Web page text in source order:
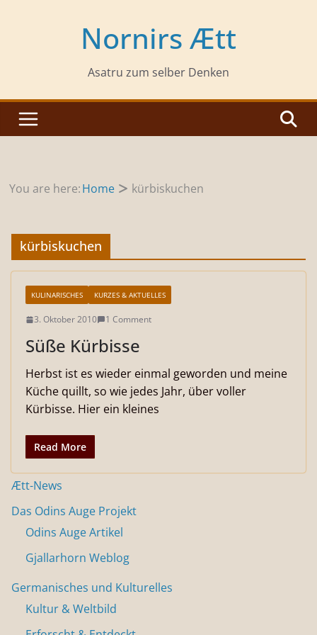
Nornirs Ætt
Asatru zum selber Denken
You are here:Home kürbiskuchen
kürbiskuchen
KULINARISCHES KURZES & AKTUELLES
3. Oktober 2010 1 Comment
Süße Kürbisse
Herbst ist es wieder einmal geworden und meine
Küche quillt, so wie jedes Jahr, über voller
Kürbisse. Hier ein kleines
Read More
Ætt-News
Das Odins Auge Projekt
Odins Auge Artikel
Gjallarhorn Weblog
Germanisches und Kulturelles
Kultur & Weltbild